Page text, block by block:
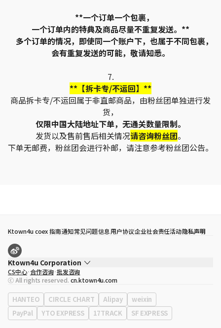
**一个订单一个包裹，
一个订单内的特典及商品尽量不重复发送。**
多个订单的情况，即使同一个账户下，也属于不同包裹，
会有重复发送的可能，敬请知悉。
7.
**【拆卡专/不运回】**
商品拆卡专/不运回属于非直邮商品，由粉丝团单独进行发
货，
仅限中国大陆地址下单，无通关数量限制。
发货以及售前售后相关情况请咨询粉丝团。
下单无邮费，粉丝团会进行补邮，请注意参考粉丝团公告。
Ktown4u coex 指南通知常见问题信息用户协议企业社会责任活动隐私声明
Ktown4u Corporation
代表
宋効珉
营业执照 120-87-71116
公司地址 首尔特别市 江南区 岭东大路 513号 3楼 （三成洞， coex)
CS中心 合作咨询 批发咨询
ⓒ All rights reserved. cn.ktown4u.com
HANTEO CIRCLE CHART Alipay
weixin
PayPal
YTO EXPRESS 17TRACK SF EXPRESS